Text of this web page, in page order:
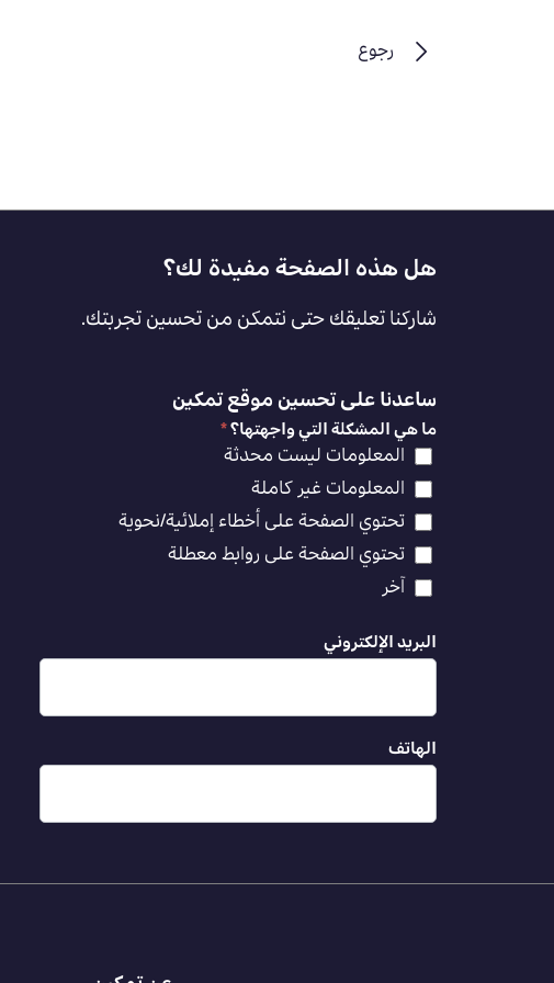
رجوع
Footer
Feedback
[AR]
هل هذه الصفحة مفيدة لك؟
شاركنا تعليقك حتى نتمكن من تحسين تجربتك.
ساعدنا على تحسين موقع تمكين
ما هي المشكلة التي واجهتها؟*
المعلومات ليست محدثة
المعلومات غير كاملة
تحتوي الصفحة على أخطاء إملائية/نحوية
تحتوي الصفحة على روابط معطلة
آخر
البريد الإلكتروني
الهاتف